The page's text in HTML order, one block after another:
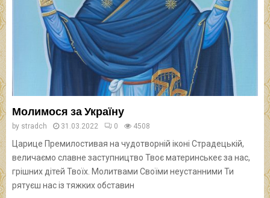
Молимося за Україну
by stradch 31.03.2022 0 4508
Царице Премилостивая на чудотворній іконі Страдецькій,
величаємо славне заступництво Твоє материнськеє за нас,
грішних дітей Твоїх. Молитвами Своїми неустанними Ти
рятуєш нас із тяжких обставин